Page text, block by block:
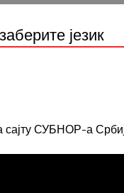
трупама Великих сила.
Равенсбрик и
језик
сајту СУБНОР-а